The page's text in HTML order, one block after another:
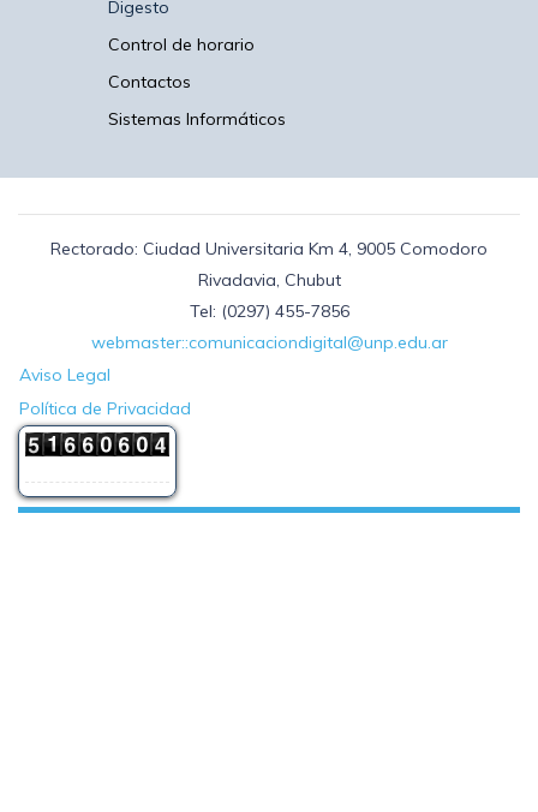
Digesto
Control de horario
Contactos
Sistemas Informáticos
Rectorado: Ciudad Universitaria Km 4, 9005 Comodoro
Rivadavia, Chubut
Tel: (0297) 455-7856
webmaster::comunicaciondigital@unp.edu.ar
Aviso Legal
Política de Privacidad